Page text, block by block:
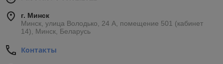
г. Минск
Минск, улица Володько, 24 А, помещение 501 (кабинет
14), Минск, Беларусь
Контакты